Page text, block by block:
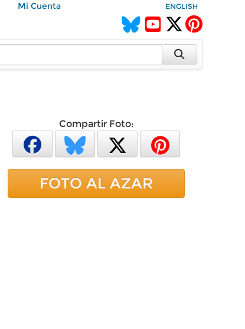
Mi Cuenta ENGLISH
Compartir Foto:
FOTO AL AZAR